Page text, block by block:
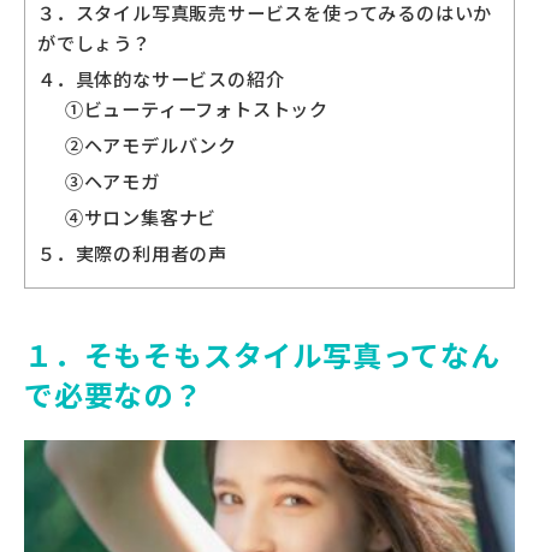
３．スタイル写真販売サービスを使ってみるのはいか
がでしょう？
４．具体的なサービスの紹介
①ビューティーフォトストック
②ヘアモデルバンク
③ヘアモガ
④サロン集客ナビ
５．実際の利用者の声
１．そもそもスタイル写真ってなん
で必要なの？